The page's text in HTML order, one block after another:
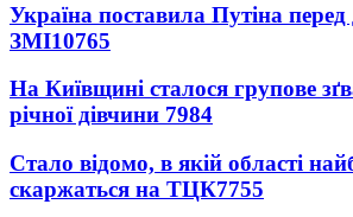
Україна поставила Путіна
ЗМІ10765
На Київщині сталося групове
річної дівчини 7984
Стало відомо, в якій області
скаржаться на ТЦК7755